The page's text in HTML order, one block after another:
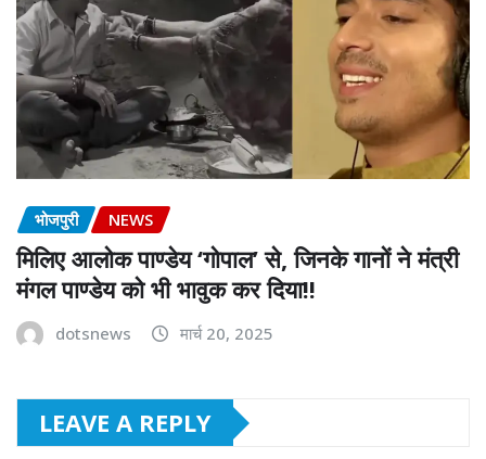
भोजपुरी NEWS
मिलिए आलोक पाण्डेय ‘गोपाल’ से, जिनके गानों ने मंत्री
मंगल पाण्डेय को भी भावुक कर दिया!!
dotsnews मार्च 20, 2025
LEAVE A REPLY